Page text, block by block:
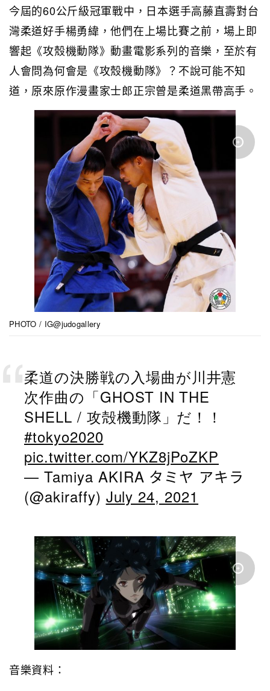
今屆的60公斤級冠軍戰中，日本選手高藤直壽對台
灣柔道好手楊勇緯，他們在上場比賽之前，場上即
響起《攻殼機動隊》動畫電影系列的音樂，至於有
人會問為何會是《攻殼機動隊》？不說可能不知
道，原來原作漫畫家士郎正宗曾是柔道黑帶高手。
PHOTO / IG@judogallery
柔道の決勝戦の入場曲が川井憲
次作曲の「GHOST IN THE
SHELL / 攻殻機動隊」だ！！
#tokyo2020
pic.twitter.com/YKZ8jPoZKP
— Tamiya AKIRA タミヤ アキラ
(@akiraffy) July 24, 2021
音樂資料：